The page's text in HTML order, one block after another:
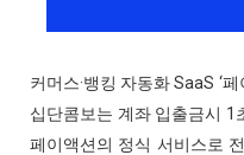
커머스·뱅킹 자동화 SaaS ‘
십단콤보는 계좌 입출금시 1
페이액션의 정식 서비스로